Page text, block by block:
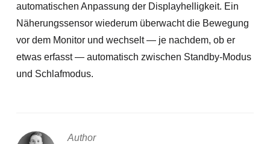
automatischen Anpassung der Displayhelligkeit. Ein
Näherungssensor wiederum überwacht die Bewegung
vor dem Monitor und wechselt — je nachdem, ob er
etwas erfasst — automatisch zwischen Standby-Modus
und Schlafmodus.
Author